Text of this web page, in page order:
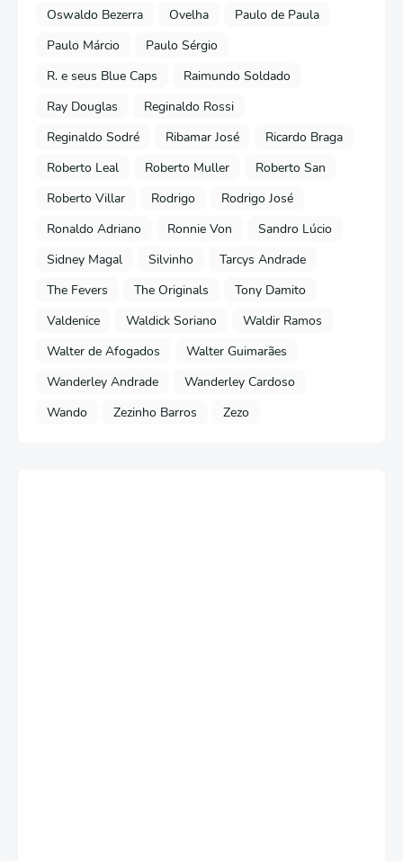
Oswaldo Bezerra
Ovelha
Paulo de Paula
Paulo Márcio
Paulo Sérgio
R. e seus Blue Caps
Raimundo Soldado
Ray Douglas
Reginaldo Rossi
Reginaldo Sodré
Ribamar José
Ricardo Braga
Roberto Leal
Roberto Muller
Roberto San
Roberto Villar
Rodrigo
Rodrigo José
Ronaldo Adriano
Ronnie Von
Sandro Lúcio
Sidney Magal
Silvinho
Tarcys Andrade
The Fevers
The Originals
Tony Damito
Valdenice
Waldick Soriano
Waldir Ramos
Walter de Afogados
Walter Guimarães
Wanderley Andrade
Wanderley Cardoso
Wando
Zezinho Barros Zezo